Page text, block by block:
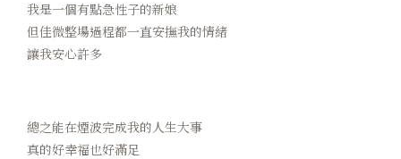
我是一個有點急性子的新娘
但佳微整場過程都一直安撫我的情緒
讓我安心許多
總之能在煙波完成我的人生大事
真的好幸福也好滿足